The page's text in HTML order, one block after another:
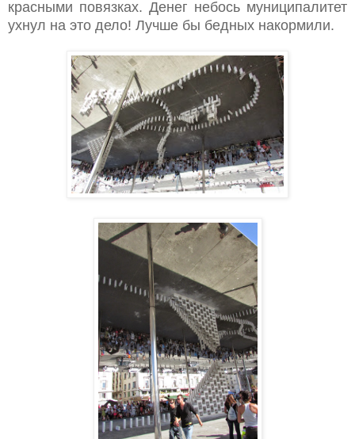
красными повязках. Денег небось муниципалитет
ухнул на это дело! Лучше бы бедных накормили.